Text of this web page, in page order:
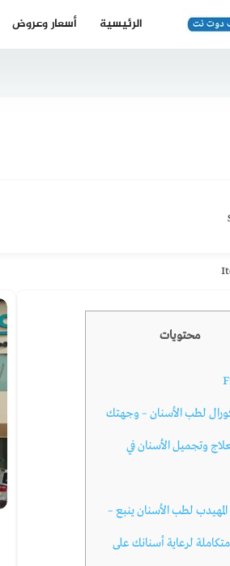
الرئيسية أسعار وعروض
محتويات
لطب الأسنان – وجهتك
لعلاج وتجميل الأسنان في
لطب الأسنان ينبع –
لرعاية أسنانك على